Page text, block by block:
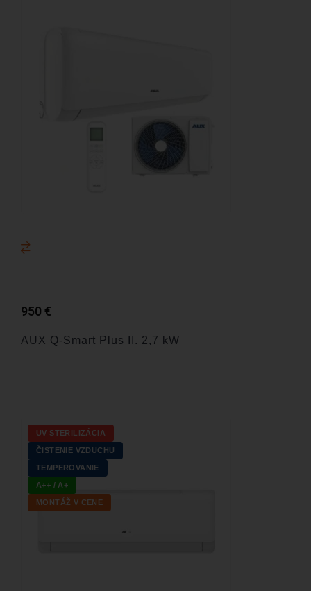
AUX Q-Smart Plus II. 2,7 kW
950 €
UV STERILIZÁCIA
ČISTENIE VZDUCHU
TEMPEROVANIE
A++ / A+
MONTÁŽ V CENE